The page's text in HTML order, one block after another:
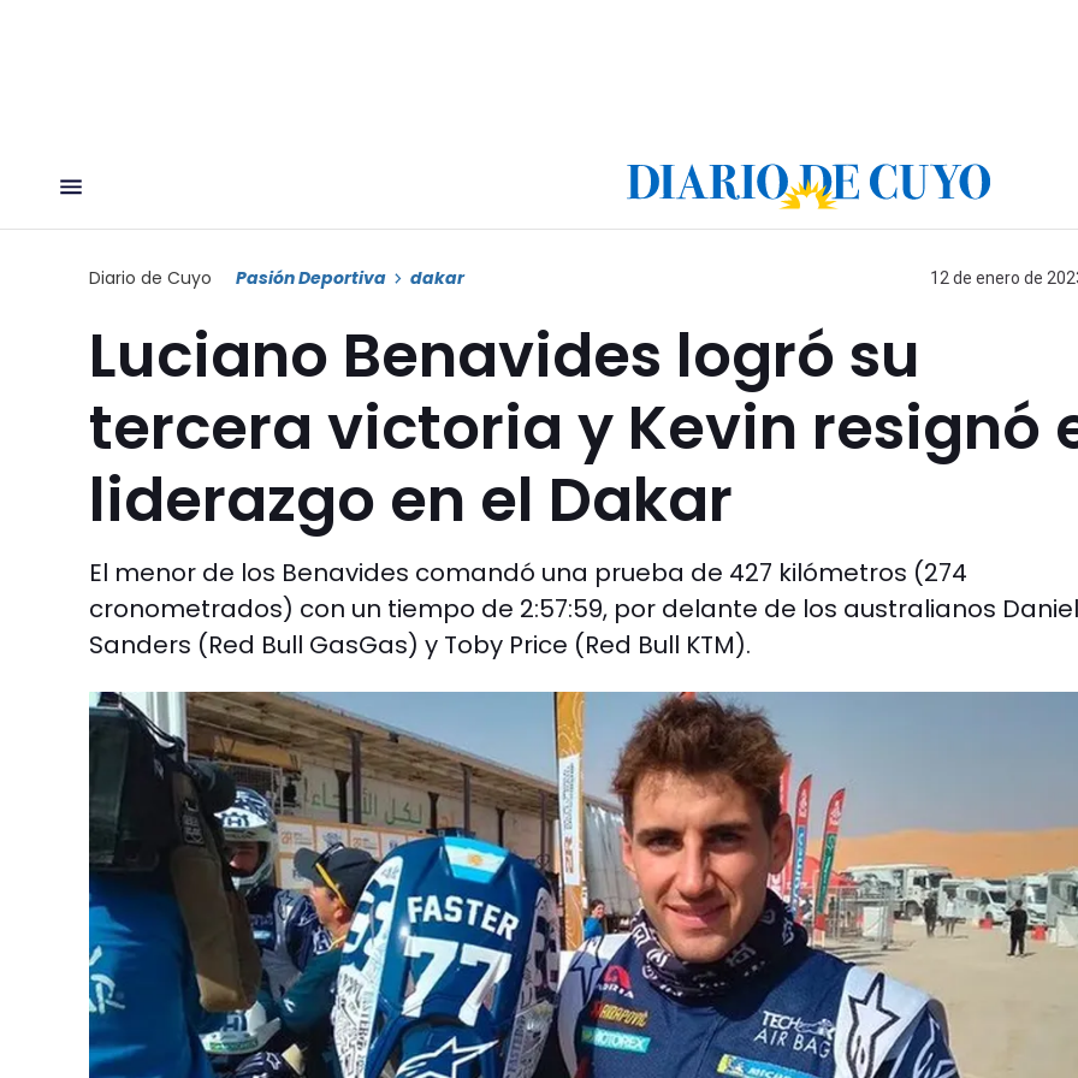
Diario de Cuyo Pasión Deportiva dakar 12 de enero de
Luciano Benavides logró su
tercera victoria y Kevin resignó
liderazgo en el Dakar
El menor de los Benavides comandó una prueba de 427 kilómetros (274
cronometrados) con un tiempo de 2:57:59, por delante de los australianos Daniel
Sanders (Red Bull GasGas) y Toby Price (Red Bull KTM).